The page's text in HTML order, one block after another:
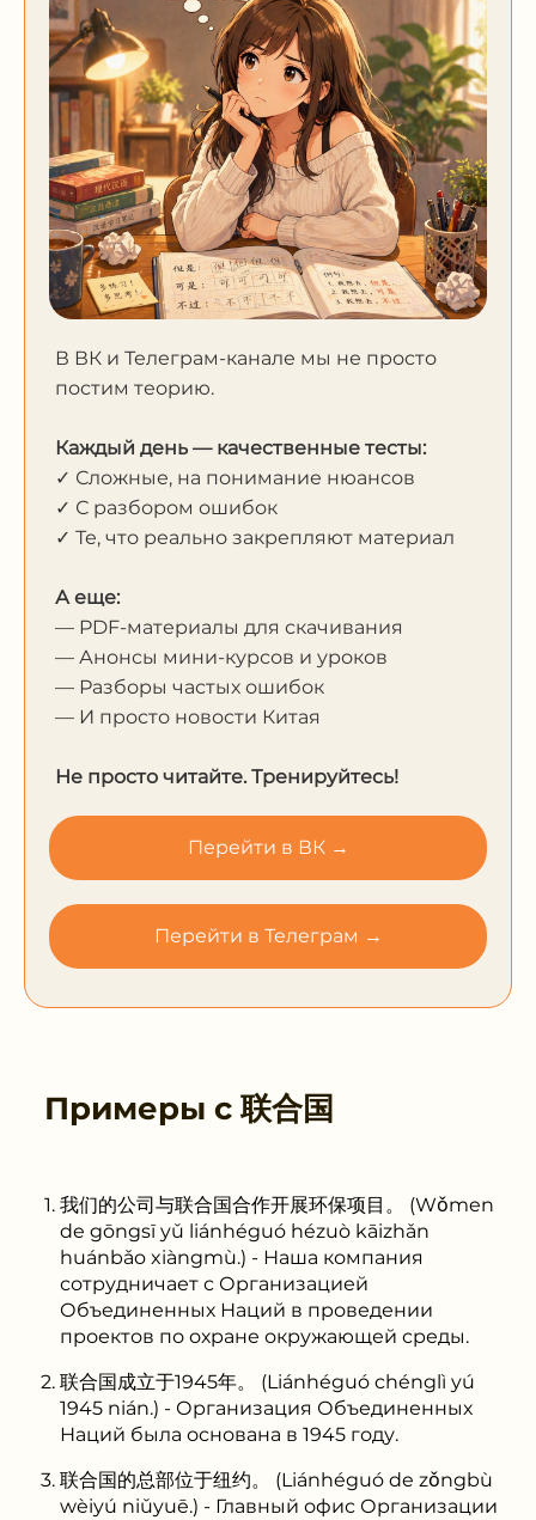
В ВК и Телеграм-канале мы не просто
постим теорию.
Каждый день — качественные тесты:
✓ Сложные, на понимание нюансов
✓ С разбором ошибок
✓ Те, что реально закрепляют материал
А еще:
— PDF-материалы для скачивания
— Анонсы мини-курсов и уроков
— Разборы частых ошибок
— И просто новости Китая
Не просто читайте. Тренируйтесь!
Перейти в ВК →
Перейти в Телеграм →
Примеры с 联合国
我们的公司与联合国合作开展环保项目。 (Wǒmen
de gōngsī yǔ liánhéguó hézuò kāizhǎn
huánbǎo xiàngmù.) - Наша компания
сотрудничает с Организацией
Объединенных Наций в проведении
проектов по охране окружающей среды.
联合国成立于1945年。 (Liánhéguó chénglì yú
1945 nián.) - Организация Объединенных
Наций была основана в 1945 году.
联合国的总部位于纽约。 (Liánhéguó de zǒngbù
wèiyú niǔyuē.) - Главный офис Организации